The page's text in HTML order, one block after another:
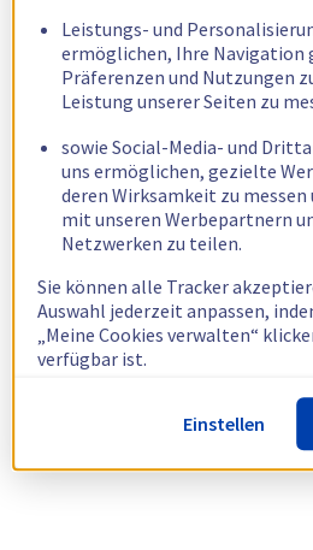
Leistungs- und
ermöglichen, Ihre Navigation
Präferenzen und Nutzungen
Leistung unserer Seiten zu
sowie Social-Media- und
uns ermöglichen, gezielte
deren Wirksamkeit zu
mit unseren Werbepartnern
Netzwerken zu teilen.
Sie können alle Tracker
Auswahl jederzeit anpassen,
„Meine Cookies verwalten“
verfügbar ist.
Weitere Informationen finden
zur Verwendung von Cookies.
Einstellen